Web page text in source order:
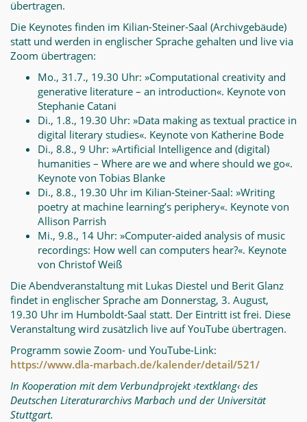
übertragen.
Die Keynotes finden im Kilian-Steiner-Saal (Archivgebäude)
statt und werden in englischer Sprache gehalten und live via
Zoom übertragen:
Mo., 31.7., 19.30 Uhr: »Computational creativity and
generative literature – an introduction«. Keynote von
Stephanie Catani
Di., 1.8., 19.30 Uhr: »Data making as textual practice in
digital literary studies«. Keynote von Katherine Bode
Di., 8.8., 9 Uhr: »Artificial Intelligence and (digital)
humanities – Where are we and where should we go«.
Keynote von Tobias Blanke
Di., 8.8., 19.30 Uhr im Kilian-Steiner-Saal: »Writing
poetry at machine learning’s periphery«. Keynote von
Allison Parrish
Mi., 9.8., 14 Uhr: »Computer-aided analysis of music
recordings: How well can computers hear?«. Keynote
von Christof Weiß
Die Abendveranstaltung mit Lukas Diestel und Berit Glanz
findet in englischer Sprache am Donnerstag, 3. August,
19.30 Uhr im Humboldt-Saal statt. Der Eintritt ist frei. Diese
Veranstaltung wird zusätzlich live auf YouTube übertragen.
Programm sowie Zoom- und YouTube-Link:
https://www.dla-marbach.de/kalender/detail/521/
In Kooperation mit dem Verbundprojekt ›textklang‹ des
Deutschen Literaturarchivs Marbach und der Universität
Stuttgart.